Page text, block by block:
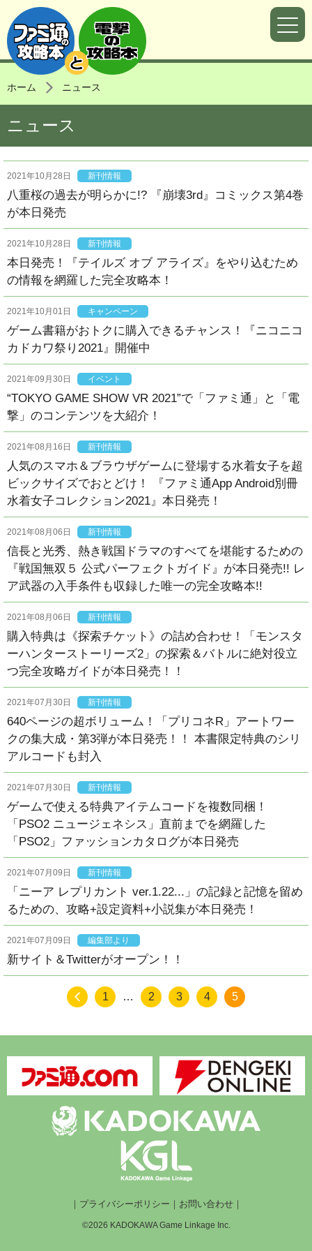
ホーム ニュース
ニュース
2021年10月28日 新刊情報
八重桜の過去が明らかに!? 『崩壊3rd』コミックス第4巻
が本日発売
2021年10月28日 新刊情報
本日発売！『テイルズ オブ アライズ』をやり込むため
の情報を網羅した完全攻略本！
2021年10月01日 キャンペーン
ゲーム書籍がおトクに購入できるチャンス！『ニコニコ
カドカワ祭り2021』開催中
2021年09月30日 イベント
“TOKYO GAME SHOW VR 2021”で「ファミ通」と「電
撃」のコンテンツを大紹介！
2021年08月16日 新刊情報
人気のスマホ＆ブラウザゲームに登場する水着女子を超
ビックサイズでおとどけ！ 『ファミ通App Android別冊
水着女子コレクション2021』本日発売！
2021年08月06日 新刊情報
信長と光秀、熱き戦国ドラマのすべてを堪能するための
『戦国無双５ 公式パーフェクトガイド』が本日発売!! レ
ア武器の入手条件も収録した唯一の完全攻略本!!
2021年08月06日 新刊情報
購入特典は《探索チケット》の詰め合わせ！「モンスタ
ーハンターストーリーズ2」の探索＆バトルに絶対役立
つ完全攻略ガイドが本日発売！！
2021年07月30日 新刊情報
640ページの超ボリューム！「プリコネR」アートワー
クの集大成・第3弾が本日発売！！ 本書限定特典のシリ
アルコードも封入
2021年07月30日 新刊情報
ゲームで使える特典アイテムコードを複数同梱！
「PSO2 ニュージェネシス」直前までを網羅した
「PSO2」ファッションカタログが本日発売
2021年07月09日 新刊情報
「ニーア レプリカント ver.1.22...」の記録と記憶を留め
るための、攻略+設定資料+小説集が本日発売！
2021年07月09日 編集部より
新サイト＆Twitterがオープン！！
1 … 2 3 4 5
｜ プライバシーポリシー ｜ お問い合わせ｜
©2026 KADOKAWA Game Linkage Inc.